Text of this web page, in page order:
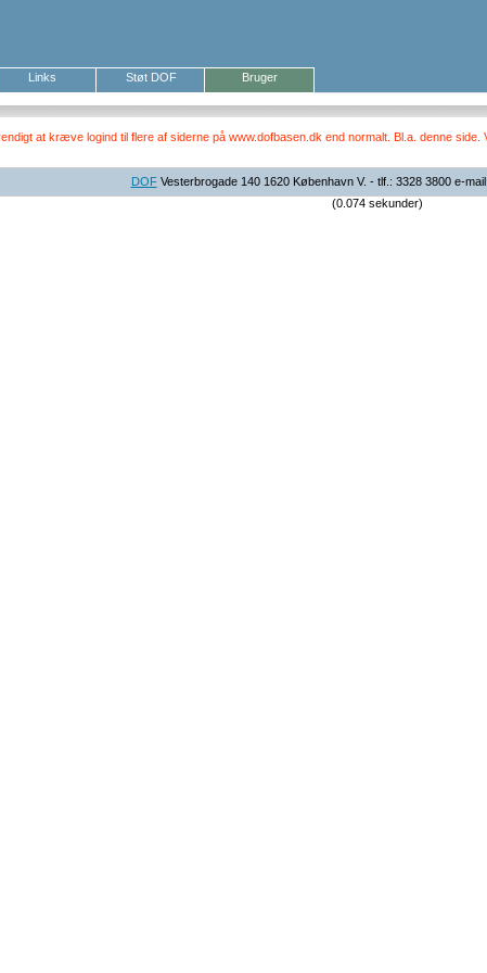
Links Støt DOF Bruger
at kræve logind til flere af siderne på www.dofbasen.dk end normalt. Bl.a. denne
DOFVesterbrogade 140 1620 København V. - tlf.: 3328 3800 e-
(0.074 sekunder)